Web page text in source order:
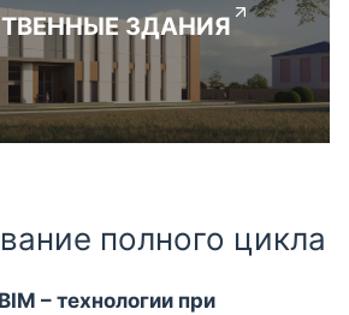
ЗДАНИЯ
полного цикла
– технологии при